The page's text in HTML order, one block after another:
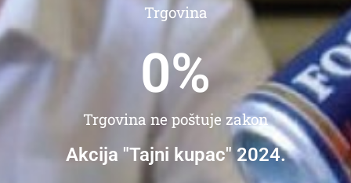
Trgovina
Trgovina ne poštuje zakon
0%
Akcija "Tajni kupac" 2024.